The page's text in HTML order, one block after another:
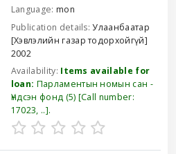
Language: mon
Publication details:Улаанбаатар
[Хэвлэлийн газар тодорхойгүй]
2002
Availability: Items available for
loan: Парламентын номын сан -
Үндсэн фонд (5) Call number:
17023, .. .